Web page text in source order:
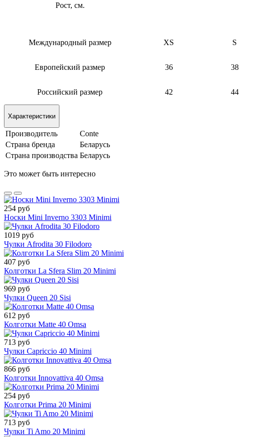
Рост, см.
Международный размер ХS S
Европейский размер 36 38
Российский размер 42 44
Характеристики
Производитель
Conte
Страна бренда
Беларусь
Страна производства Беларусь
Это может быть интересно
254 руб
Носки Mini Inverno 3303 Minimi
1019 руб
Чулки Afrodita 30 Filodoro
407 руб
Колготки La Sfera Slim 20 Minimi
969 руб
Чулки Queen 20 Sisi
612 руб
Колготки Matte 40 Omsa
713 руб
Чулки Capriccio 40 Minimi
866 руб
Колготки Innovattiva 40 Omsa
254 руб
Колготки Prima 20 Minimi
713 руб
Чулки Ti Amo 20 Minimi